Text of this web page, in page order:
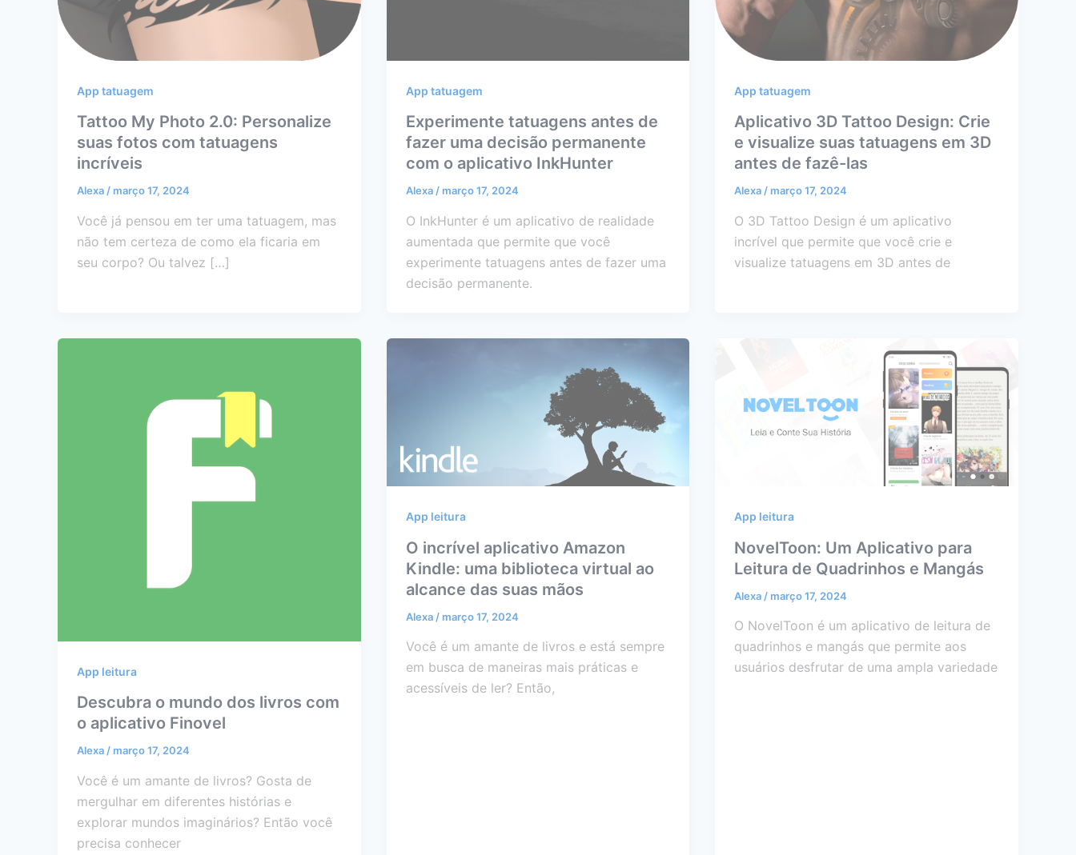
App tatuagem
Tattoo My Photo 2.0: Personalize
suas fotos com tatuagens
incríveis
Alexa/ março 17, 2024
Você já pensou em ter uma tatuagem, mas
não tem certeza de como ela ficaria em
seu corpo? Ou talvez […]
App tatuagem
Experimente tatuagens antes de
fazer uma decisão permanente
com o aplicativo InkHunter
Alexa/ março 17, 2024
O InkHunter é um aplicativo de realidade
aumentada que permite que você
experimente tatuagens antes de fazer uma
decisão permanente.
App tatuagem
Aplicativo 3D Tattoo Design: Crie
e visualize suas tatuagens em 3D
antes de fazê-las
Alexa/ março 17, 2024
O 3D Tattoo Design é um aplicativo
incrível que permite que você crie e
visualize tatuagens em 3D antes de
App leitura
Descubra o mundo dos livros com
o aplicativo Finovel
Alexa/ março 17, 2024
Você é um amante de livros? Gosta de
mergulhar em diferentes histórias e
explorar mundos imaginários? Então você
precisa conhecer
App leitura
O incrível aplicativo Amazon
Kindle: uma biblioteca virtual ao
alcance das suas mãos
Alexa / março 17, 2024
Você é um amante de livros e está sempre
em busca de maneiras mais práticas e
acessíveis de ler? Então,
App leitura
NovelToon: Um Aplicativo para
Leitura de Quadrinhos e Mangás
Alexa / março 17, 2024
O NovelToon é um aplicativo de leitura de
quadrinhos e mangás que permite aos
usuários desfrutar de uma ampla variedade